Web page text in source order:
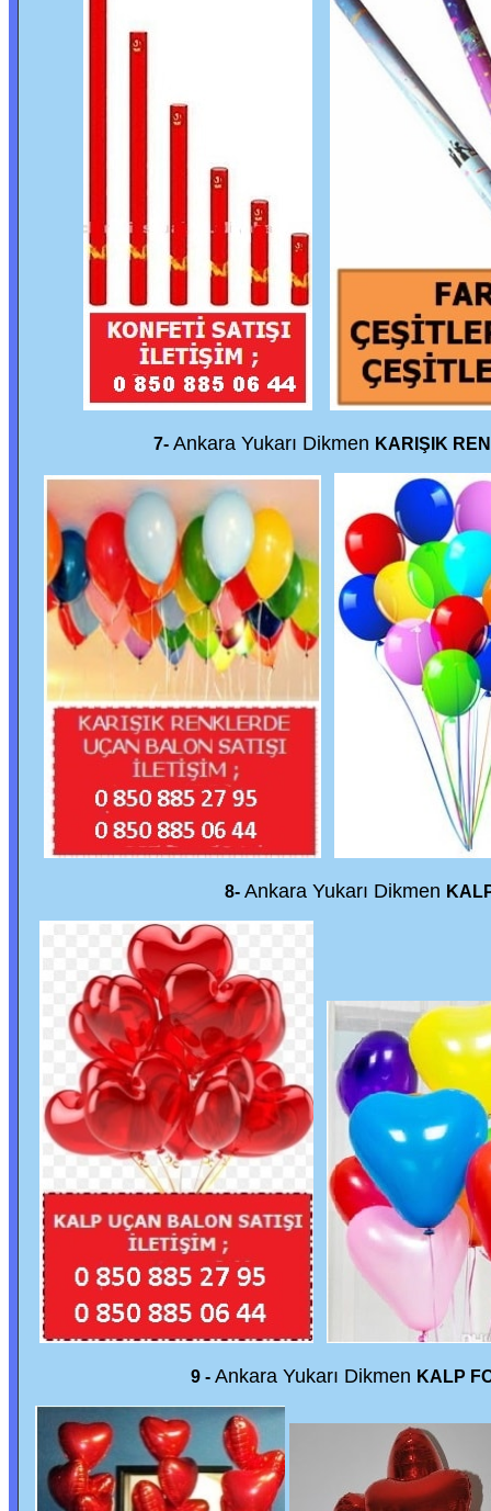
7- Ankara Yukarı Dikmen KARIŞIK
8- Ankara Yukarı Dikmen
9 - Ankara Yukarı Dikmen KALP